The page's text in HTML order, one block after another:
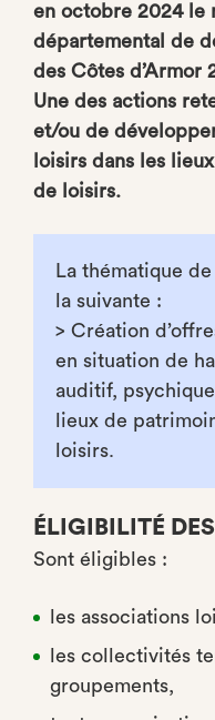
en octobre 2024 le
départemental de
des Côtes d’Armor
Une des actions
et/ou de
loisirs dans les
de loisirs.
La thématique
la suivante :
> Création
en situation de
auditif,
lieux de
loisirs.
ÉLIGIBILITÉ
Sont éligibles :
les associations
les collectivités
groupements,